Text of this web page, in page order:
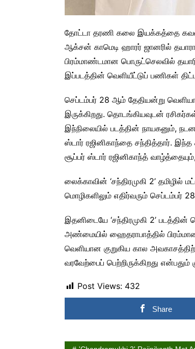
தோட்டா தரணி கலை இயக்கத்தை
ஆக்சன் காமெடி ஹாரர் ஜானரில்
பிரம்மாண்டமான பொருட்செலவில்
இப்படத்தின் வெளியீட்டுப் பணிகள்
செப்டம்பர் 28 ஆம் தேதியன்று
இருக்கிறது. தொடங்கியவுடன்
இந்நிலையில் படத்தின் நாயகனும்,
ஸ்டார் ரஜினிகாந்தை சந்தித்தார். இந்த
சூப்பர் ஸ்டார் ரஜினிகாந்த்
லைக்காவின் ‘சந்திரமுகி 2’
மொழிகளிலும் எதிர்வரும் செப்டம்பர்
இதனிடையே ‘சந்திரமுகி 2’ படத்தின்
அண்மையில் ஹைதராபாத்தில்
வெளியான குறுகிய கால
வரவேற்பைப் பெற்றிருக்கிறது என்பதும்
Post Views: 432
Share